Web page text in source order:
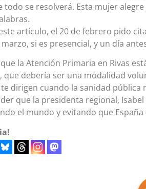
todo se resolverá. Esta mujer
artículo, el 20 de febrero pido
marzo, si es presencial, y un día
la Atención Primaria en Rivas
que debería ser una modalidad
dirigen cuando la sanidad
que la presidenta regional,
el mundo y evitando que España